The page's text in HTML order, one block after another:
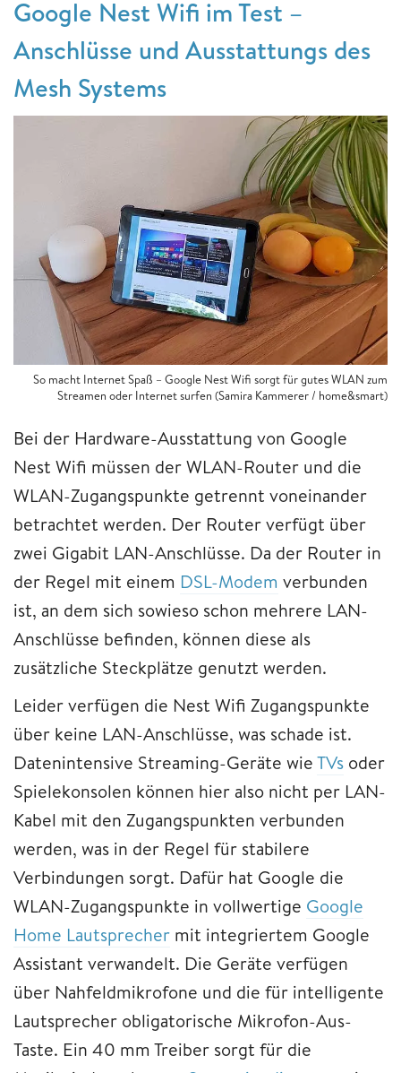
Google Nest Wifi im Test –
Anschlüsse und Ausstattungs des
Mesh Systems
So macht Internet Spaß – Google Nest Wifi sorgt für gutes WLAN zum
Streamen oder Internet surfen (Samira Kammerer / home&smart)
Bei der Hardware-Ausstattung von Google
Nest Wifi müssen der WLAN-Router und die
WLAN-Zugangspunkte getrennt voneinander
betrachtet werden. Der Router verfügt über
zwei Gigabit LAN-Anschlüsse. Da der Router in
der Regel mit einem DSL-Modem verbunden
ist, an dem sich sowieso schon mehrere LAN-
Anschlüsse befinden, können diese als
zusätzliche Steckplätze genutzt werden.
Leider verfügen die Nest Wifi Zugangspunkte
über keine LAN-Anschlüsse, was schade ist.
Datenintensive Streaming-Geräte wieTVs oder
Spielekonsolen können hier also nicht per LAN-
Kabel mit den Zugangspunkten verbunden
werden, was in der Regel für stabilere
Verbindungen sorgt. Dafür hat Google die
WLAN-Zugangspunkte in vollwertige Google
Home Lautsprecher mit integriertem Google
Assistant verwandelt. Die Geräte verfügen
über Nahfeldmikrofone und die für intelligente
Lautsprecher obligatorische Mikrofon-Aus-
Taste. Ein 40 mm Treiber sorgt für die